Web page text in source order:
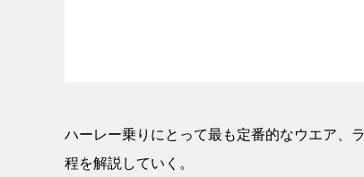
ハーレー乗りにとって最も定番的なウエア、
程を解説していく。